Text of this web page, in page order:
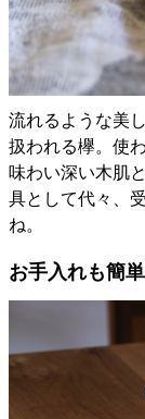
流れるような美
扱われる欅。使
味わい深い木肌
具として代々、
ね。
お手入れも簡